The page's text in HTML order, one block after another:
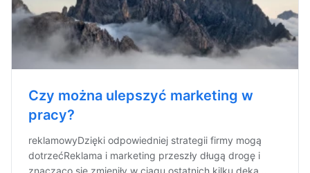
Czy można ulepszyć marketing w
pracy?
reklamowyDzięki odpowiedniej strategii firmy mogą
dotrzećReklama i marketing przeszły długą drogę i
znacząco się zmieniły w ciągu ostatnich kilku deka...